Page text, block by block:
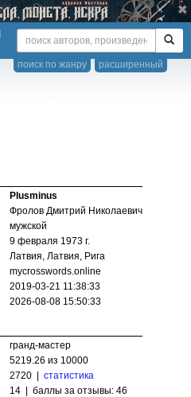
расширенный
поиск по жанру
Plusminus
Фролов Дмитрий Николаевич
мужской
9 февраля 1973 г.
Латвия, Латвия, Рига
mycrosswords.online
2019-03-21 11:38:33
2026-08-08 15:50:33
гранд-мастер
5219.26 из 10000
2720 | статистика
14 | баллы за отзывы: 46